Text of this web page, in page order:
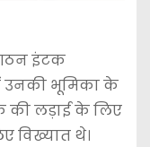
इंटक
उनकी भूमिका के
की लड़ाई के लिए
विख्यात थे।